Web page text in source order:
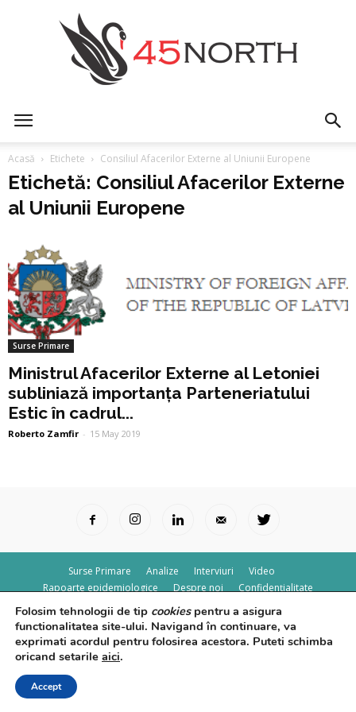
Acasă Etichete Consiliul Afacerilor Externe al Uniunii Europene
Etichetă: Consiliul Afacerilor Externe
al Uniunii Europene
Surse Primare
Ministrul Afacerilor Externe al Letoniei
subliniază importanța Parteneriatului
Estic în cadrul...
Roberto Zamfir - 15 May 2019
Surse Primare Analize Interviuri
Video
Rapoarte epidemiologice
Despre noi Confidențialitate
© Powered byControl F5
Folosim tehnologii de tip cookiespentru a asigura
functionalitatea site-ului. Navigand în continuare, va
exprimati acordul pentru folosirea acestora. Puteti schimba
oricand setarile aici.
Accept